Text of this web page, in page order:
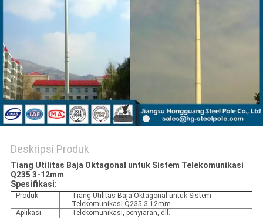
PERMINTAAN
PENAWARAN
SITEMAP
KEBIJAKAN
PRIBADI
Deskripsi Produk
Tiang Utilitas Baja Oktagonal untuk Sistem Telekomunikasi
Q235 3-12mm
Spesifikasi:
Produk
Tiang Utilitas Baja Oktagonal untuk Sistem
Telekomunikasi Q235 3-12mm
Aplikasi
Telekomunikasi, penyiaran, dll.